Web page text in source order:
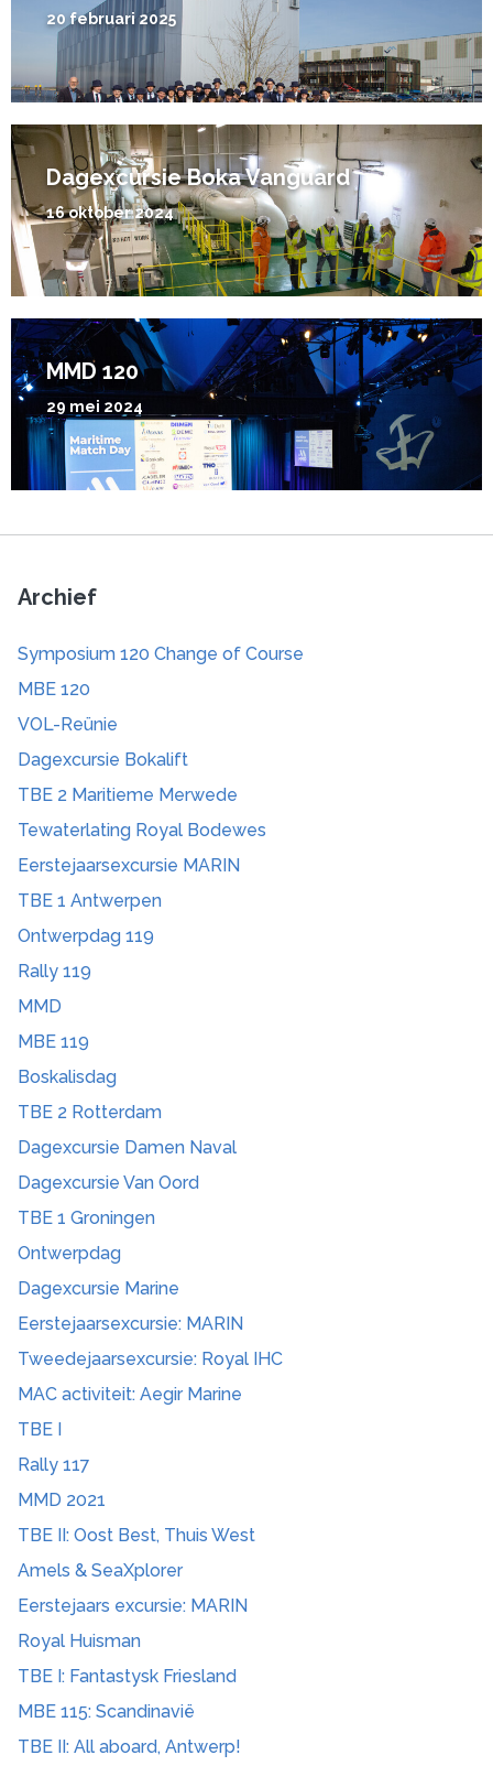
20 februari 2025
Dagexcursie Boka Vanguard
16 oktober 2024
MMD 120
29 mei 2024
Archief
Symposium 120 Change of Course
MBE 120
VOL-Reünie
Dagexcursie Bokalift
TBE 2 Maritieme Merwede
Tewaterlating Royal Bodewes
Eerstejaarsexcursie MARIN
TBE 1 Antwerpen
Ontwerpdag 119
Rally 119
MMD
MBE 119
Boskalisdag
TBE 2 Rotterdam
Dagexcursie Damen Naval
Dagexcursie Van Oord
TBE 1 Groningen
Ontwerpdag
Dagexcursie Marine
Eerstejaarsexcursie: MARIN
Tweedejaarsexcursie: Royal IHC
MAC activiteit: Aegir Marine
TBE I
Rally 117
MMD 2021
TBE II: Oost Best, Thuis West
Amels & SeaXplorer
Eerstejaars excursie: MARIN
Royal Huisman
TBE I: Fantastysk Friesland
MBE 115: Scandinavië
TBE II: All aboard, Antwerp!